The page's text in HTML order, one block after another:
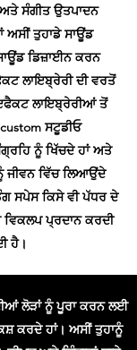
ਸੰਗੀਤ ਉਤਪਾਦਨ
ਅਸੀਂ ਤੁਹਾਡੇ ਸਾਊਂਡ
ਡਿਜ਼ਾਈਨ ਕਰਨ
ਲਾਇਬ੍ਰੇਰੀ ਦੀ ਵਰਤੋਂ
ਲਾਇਬ੍ਰੇਰੀਆਂ ਤੋਂ
ਸਟੂਡੀਓ
ਨੂੰ ਖਿੱਚਦੇ ਹਾਂ ਅਤੇ
ਜੀਵਨ ਵਿੱਚ ਲਿਆਉਂਦੇ
ਸਪੇਸ ਕਿਸੇ ਵੀ ਪੱਧਰ ਦੇ
ਪ੍ਰਦਾਨ ਕਰਦੀ
ਹੈ।
ਲੋੜਾਂ ਨੂੰ ਪੂਰਾ ਕਰਨ ਲਈ
ਕਰਦੇ ਹਾਂ। ਅਸੀਂ ਤੁਹਾਨੂੰ